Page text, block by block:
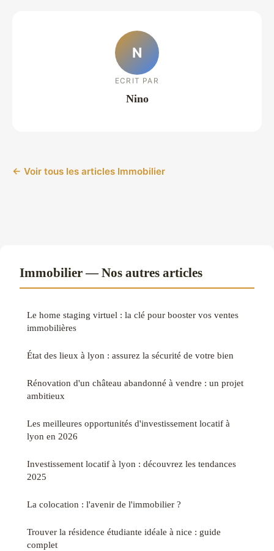
N
ECRIT PAR
Nino
← Voir tous les articles Immobilier
Immobilier — Nos autres articles
Le home staging virtuel : la clé pour booster vos ventes
immobilières
État des lieux à lyon : assurez la sécurité de votre bien
Rénovation d'un château abandonné à vendre : un projet
ambitieux
Les meilleures opportunités d'investissement locatif à
lyon en 2026
Investissement locatif à lyon : découvrez les tendances
2025
La colocation : l'avenir de l'immobilier ?
Trouver la résidence étudiante idéale à nice : guide
complet